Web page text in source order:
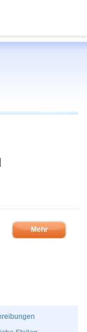
Mehr